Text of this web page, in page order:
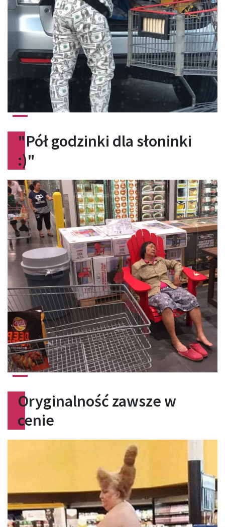
"Pół godzinki dla słoninki
:)"
Oryginalność zawsze w
cenie